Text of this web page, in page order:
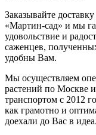
Заказывайте
«Мартин-сад» и мы
удовольствие и
саженцев,
удобны Вам.
Мы осуществляем
растений по Москве
транспортом с 2012
как грамотно и
доехали до Вас в